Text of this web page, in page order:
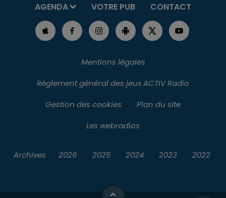
AGENDA
VOTRE PUB CONTACT
Mentions légales
Règlement général des jeux ACTIV Radio
Gestion des cookies
Plan du site
Les webradios
Archives 2026 2025 2024 2023 2022